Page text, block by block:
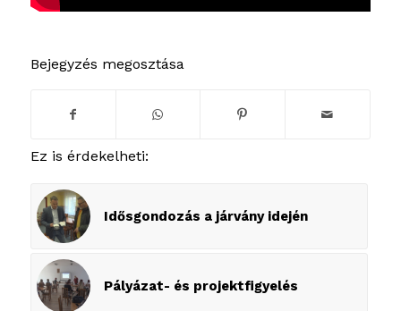
Bejegyzés megosztása
Ez is érdekelheti:
Idősgondozás a járvány idején
Pályázat- és projektfigyelés